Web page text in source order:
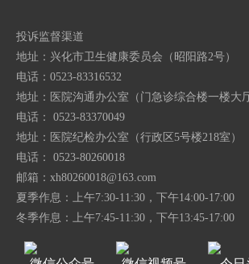
投诉监督渠道
地址：兴化市卫生健康委员会（昭阳路2号）
电话：0523-83316532
地址：医院沟通办公室（门急诊综合楼一楼大
电话： 0523-83370049
地址：医院纪检办公室（行政区5号楼218室）
电话： 0523-80260018
邮箱： xh80260018@163.com
夏季作息：上午7:30-11:30，下午14:00-17:00
冬季作息：上午7:45-11:30，下午13:45-17:00